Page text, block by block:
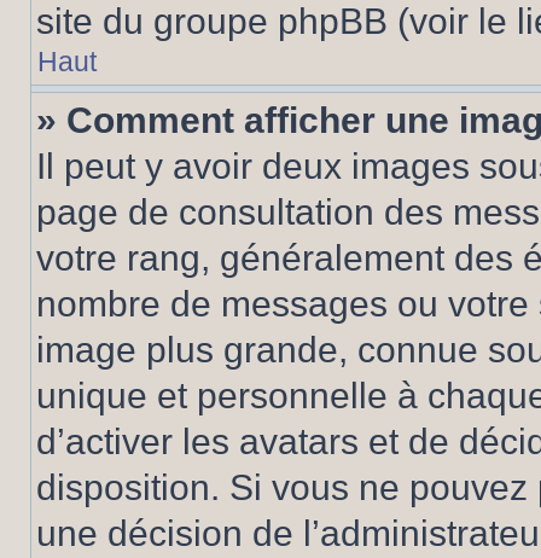
site du groupe phpBB (voir le
Haut
» Comment afficher une
Il peut y avoir deux images
page de consultation des
votre rang, généralement des
nombre de messages ou
image plus grande, connue
unique et personnelle à
d’activer les avatars et de
disposition. Si vous ne pouvez
une décision de